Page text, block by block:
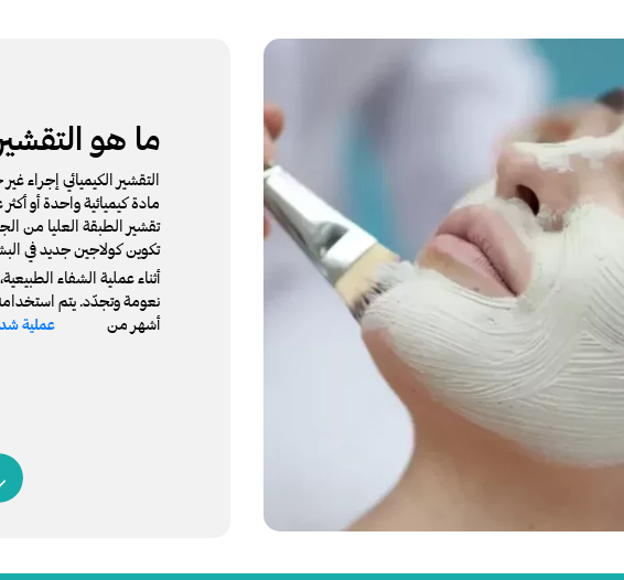
ما هو
التقشير الكيميائي إجراء
مادة كيميائية واحدة أو
تقشير الطبقة العليا من
تكوين كولاجين جديد في
أثناء عملية الشفاء
نعومة وتجدّد. يتم
أشهر من
عملية